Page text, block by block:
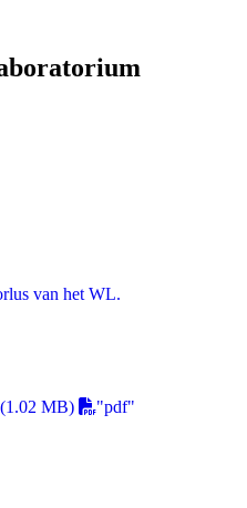
van het WL.
(1.02 MB)
"pdf"